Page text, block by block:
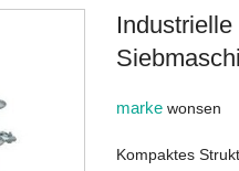
markewonsen
Kompaktes